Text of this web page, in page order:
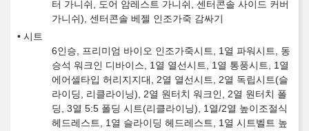
터 가니쉬, 도어 암레스트 가니쉬, 센터콘솔 사이드 커버
가니쉬), 센터콘솔 베젤 인조가죽 감싸기
시트
6인승, 프리미엄 바이오 인조가죽시트, 1열 파워시트, 동
승석 워크인 디바이스, 1열 열선시트, 1열 통풍시트, 1열
에어셀타입 허리지지대, 2열 열선시트, 2열 독립시트(슬
라이딩, 리클라이닝), 2열 원터치 워크인, 2열 원터치 폴
딩, 3열 5:5 폴딩 시트(리클라이닝), 1열/2열 높이조절식
헤드레스트, 1열 슬라이딩 헤드레스트, 1열 시트벨트 높